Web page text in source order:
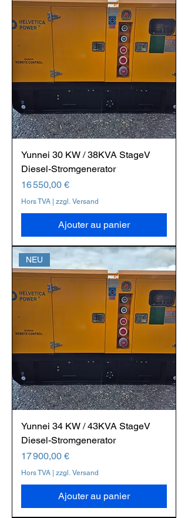
Yunnei 30 KW / 38KVA StageV
Diesel-Stromgenerator
Prix
16 550,00 €
Hors TVA zzgl. Versand
Ajouter au panier
NEU
Yunnei 34 KW / 43KVA StageV
Diesel-Stromgenerator
Prix
17 900,00 €
Hors TVA zzgl. Versand
Ajouter au panier